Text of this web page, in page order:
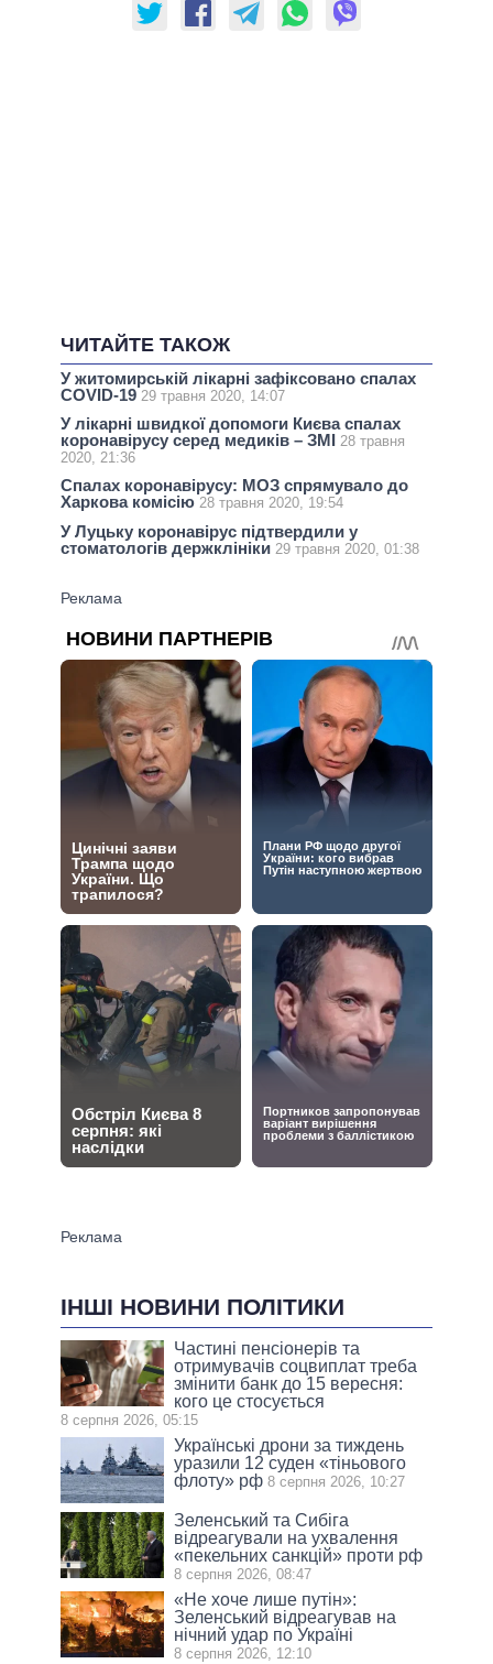
ЧИТАЙТЕ ТАКОЖ
У житомирській лікарні зафіксовано спалах
COVID-19 29 травня 2020, 14:07
У лікарні швидкої допомоги Києва спалах
коронавірусу серед медиків – ЗМІ 28 травня
2020, 21:36
Спалах коронавірусу: МОЗ спрямувало до
Харкова комісію 28 травня 2020, 19:54
У Луцьку коронавірус підтвердили у
стоматологів держклініки 29 травня 2020, 01:38
ІНШІ НОВИНИ ПОЛІТИКИ
Частині пенсіонерів та
отримувачів соцвиплат треба
змінити банк до 15 вересня:
кого це стосується
8 серпня 2026, 05:15
Українські дрони за тиждень
уразили 12 суден «тіньового
флоту» рф 8 серпня 2026, 10:27
Зеленський та Сибіга
відреагували на ухвалення
«пекельних санкцій» проти рф
8 серпня 2026, 08:47
«Не хоче лише путін»:
Зеленський відреагував на
нічний удар по Україні
8 серпня 2026, 12:10